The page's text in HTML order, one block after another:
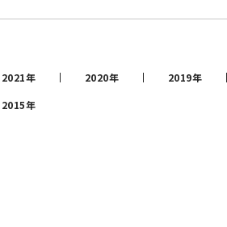
2021年 2020年 2019年
2015年